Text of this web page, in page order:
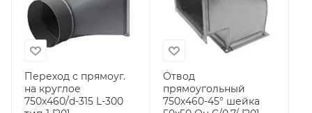
Переход с прямоуг.
на круглое
750х460/d-315 L-300
Отвод
прямоугольный
750х460-45° шейка